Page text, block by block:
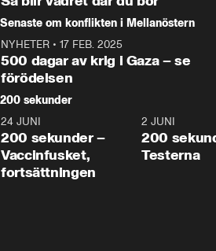
Senaste om konflikten i Mellanöstern
NYHETER • 17 FEB. 2025
500 dagar av krig i Gaza – se
förödelsen
200 sekunder
5:00
24 JUNI
200 sekunder –
Vaccinfusket,
fortsättningen
2 JUNI
200
Testerna